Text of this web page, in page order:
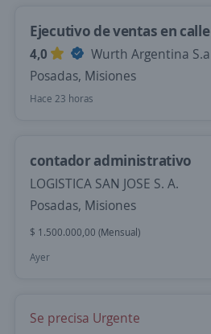
Ejecutivo de ventas en calle
4,0
Wurth Argentina S.a
Posadas, Misiones
Hace 23 horas
contador administrativo
LOGISTICA SAN JOSE S. A.
Posadas, Misiones
$ 1.500.000,00 (Mensual)
Ayer
Se precisa Urgente